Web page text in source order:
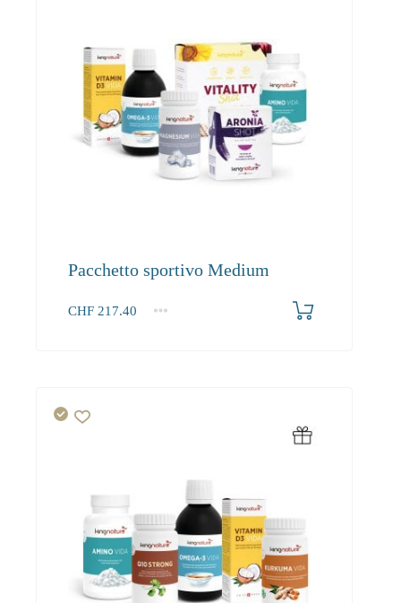
Pacchetto sportivo Medium
CHF 217.40
1+